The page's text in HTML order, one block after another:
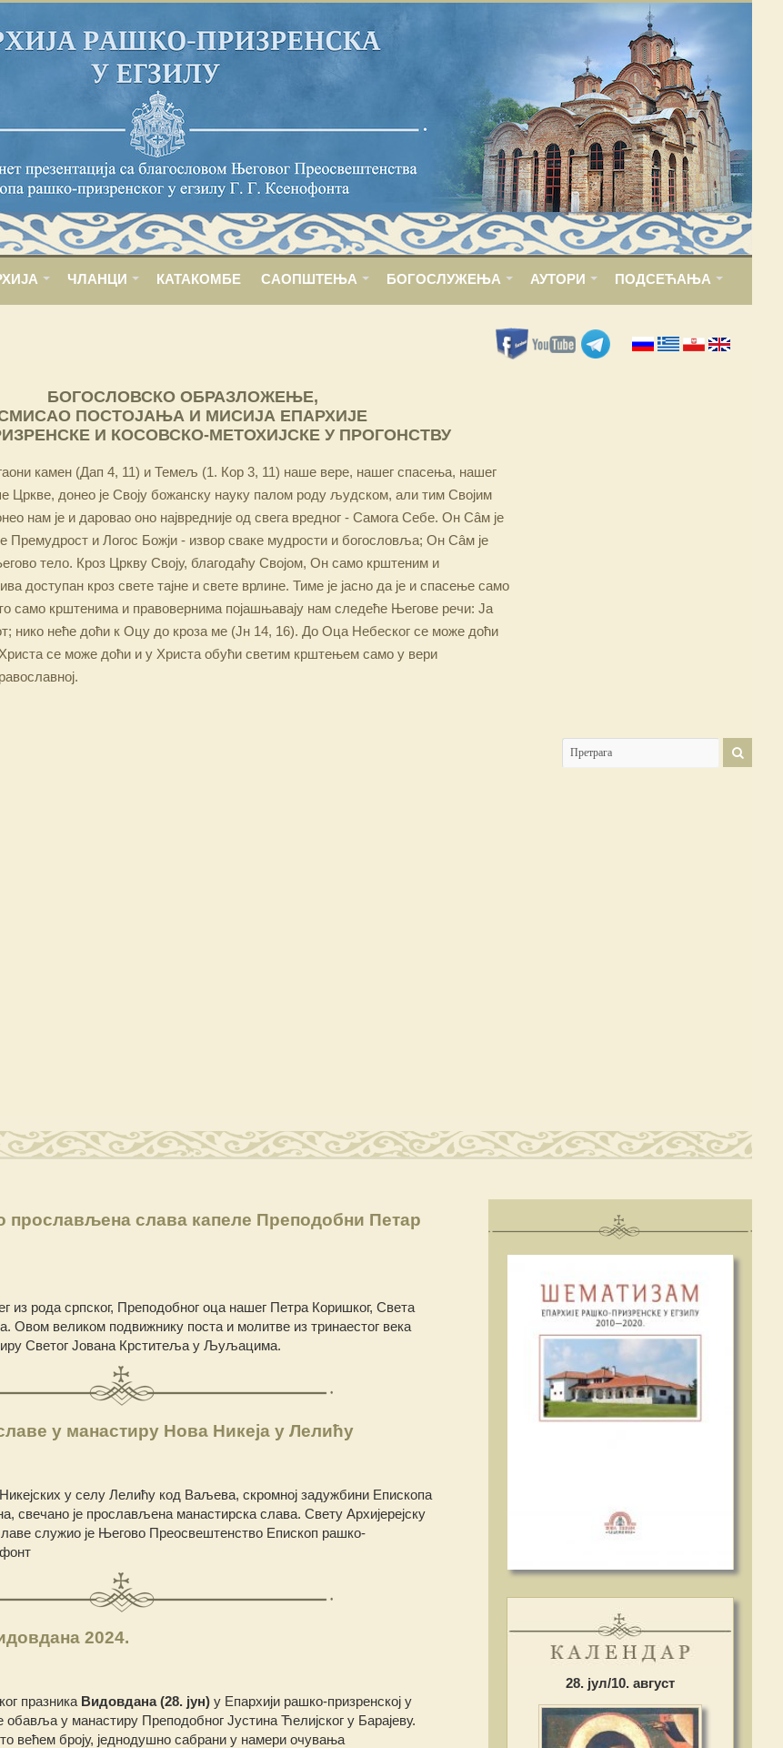
ЧЛАНЦИ КАТАКОМБЕ САОПШТЕЊА БОГОСЛУЖЕЊА АУТОРИ ПОДСЕЋАЊА
БОГОСЛОВСКО ОБРАЗЛОЖЕЊЕ,
ПОСТОЈАЊА И МИСИЈА ЕПАРХИЈЕ
И КОСОВСКО-МЕТОХИЈСКЕ У ПРОГОНСТВУ
камен (Дап 4, 11) и Темељ (1. Кор 3, 11) наше вере, нашег спасења, нашег
Цркве, донео је Своју божанску науку палом роду људском, али тим Својим
нам је и даровао оно највредније од свега вредног - Самога Себе. Он Сâм је
Премудрост и Логос Божји - извор сваке мудрости и богословља; Он Сâм је
тело. Кроз Цркву Своју, благодаћу Својом, Он само крштеним и
доступан кроз свете тајне и свете врлине. Тиме је јасно да је и спасење само
само крштенима и правовернима појашњавају нам следеће Његове речи: Ја
нико неће доћи к Оцу до кроза ме (Јн 14, 16). До Оца Небеског се може доћи
се може доћи и у Христа обући светим крштењем само у вери
слава капеле Преподобни Петар
из рода српског, Преподобног оца нашег Петра Коришког, Света
Овом великом подвижнику поста и молитве из тринаестог века
Светог Јована Крститеља у Љуљацима.
у манастиру Нова Никеја у Лелићу
у селу Лелићу код Ваљева, скромној задужбини Епископа
свечано је прослављена манастирска слава. Свету Архијерејску
служио је Његово Преосвештенство Епископ рашко-
2024.
празника Видовдана (28. јун)у Епархији рашко-призренској у
обавља у манастиру Преподобног Јустина Ћелијског у Барајеву.
већем броју, једнодушно сабрани у намери очувања
28. јул/10. август